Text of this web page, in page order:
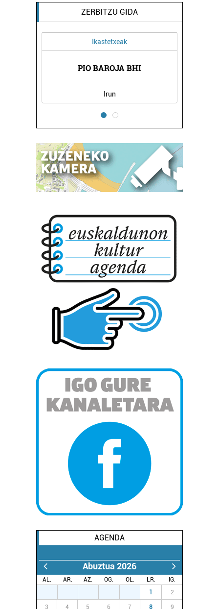
ZERBITZU GIDA
PIO BAROJA BHI
AGENDA
Abuztua 2026
AL. AR. AZ. OG. OL. LR.
IG.
1 2
3 4 5 6 7 8 9